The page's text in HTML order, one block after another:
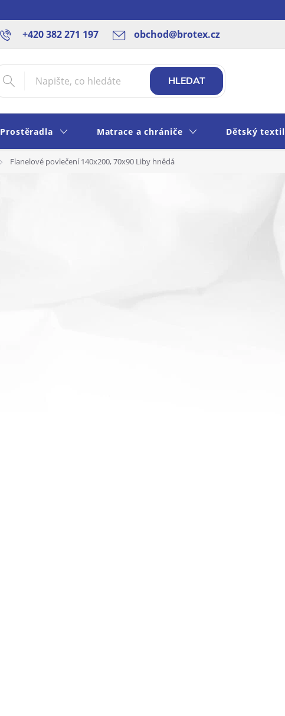
+420 382 271 197 obchod@brotex.cz
Blog Rady a tipy Obchodní podmínky Ochrana osobních údajů
HLEDAT
Prostěradla Matrace a chrániče Dětský textil
Flanelové povlečení 140x200, 70x90 Liby hnědá